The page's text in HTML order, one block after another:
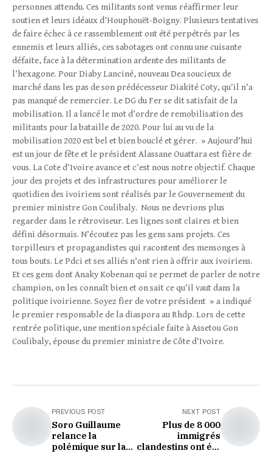
personnes attendu. Ces militants sont venus réaffirmer leur
soutien et leurs idéaux d’Houphouët-Boigny. Plusieurs tentatives
de faire échec à ce rassemblement ont été perpétrés par les
ennemis et leurs alliés, ces sabotages ont connu une cuisante
défaite, face à la détermination ardente des militants de
l’hexagone. Pour Diaby Lanciné, nouveau Dea soucieux de
marché dans les pas de son prédécesseur Diakité Coty, qu’il n’a
pas manqué de remercier. Le DG du Fer se dit satisfait de la
mobilisation. Il a lancé le mot d’ordre de remobilisation des
militants pour la bataille de 2020. Pour lui au vu de la
mobilisation 2020 est bel et bien bouclé et gérer. » Aujourd’hui
est un jour de fête et le président Alassane Ouattara est fière de
vous. La Cote d’Ivoire avance et c’est nous notre objectif. Chaque
jour des projets et des infrastructures pour améliorer le
quotidien des ivoiriens sont réalisés par le Gouvernement du
premier ministre Gon Coulibaly. Nous ne devrions plus
regarder dans le rétroviseur. Les lignes sont claires et bien
défini désormais. N’écoutez pas les gens sans projets. Ces
torpilleurs et propagandistes qui racontent des mensonges à
tous bouts. Le Pdci et ses alliés n’ont rien à offrir aux ivoiriens.
Et ces gens dont Anaky Kobenan qui se permet de parler de notre
champion, on les connaît bien et on sait ce qu’il vaut dans la
politique ivoirienne. Soyez fier de votre président » a indiqué
le premier responsable de la diaspora au Rhdp. Lors de cette
rentrée politique, une mention spéciale faite à Assetou Gon
Coulibaly, épouse du premier ministre de Côte d’Ivoire.
PREVIOUS POST
Soro Guillaume
relance la
polémique sur la
NEXT POST
Plus de 8 000
immigrés
clandestins ont été